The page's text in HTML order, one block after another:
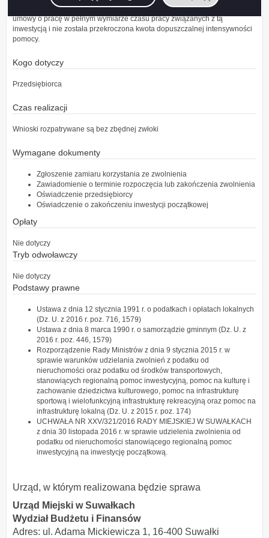
3) 8 lat, jeżeli podatnik utworzy nie mniej niż 50 miejsc pracy na podstawie
umowy o pracę w pełnym wymiarze czasu pracy związanych z tą
inwestycją i nie została przekroczona kwota dopuszczalnej intensywności
pomocy.
Kogo dotyczy
Przedsiębiorca
Czas realizacji
Wnioski rozpatrywane są bez zbędnej zwłoki
Wymagane dokumenty
Zgłoszenie zamiaru korzystania ze zwolnienia
Zawiadomienie o terminie rozpoczęcia lub zakończenia zwolnienia
Oświadczenie przedsiębiorcy
Oświadczenie o zakończeniu inwestycji początkowej
Opłaty
Nie dotyczy
Tryb odwoławczy
Nie dotyczy
Podstawy prawne
Ustawa z dnia 12 stycznia 1991 r. o podatkach i opłatach lokalnych
(Dz. U. z 2016 r. poz. 716, 1579)
Ustawa z dnia 8 marca 1990 r. o samorządzie gminnym (Dz. U. z
2016 r. poz. 446, 1579)
Rozporządzenie Rady Ministrów z dnia 9 stycznia 2015 r. w
sprawie warunków udzielania zwolnień z podatku od
nieruchomości oraz podatku od środków transportowych,
stanowiących regionalną pomoc inwestycyjną, pomoc na kulturę i
zachowanie dziedzictwa kulturowego, pomoc na infrastrukturę
sportową i wielofunkcyjną infrastrukturę rekreacyjną oraz pomoc na
infrastrukturę lokalną (Dz. U. z 2015 r. poz. 174)
UCHWAŁA NR XXV/321/2016 RADY MIEJSKIEJ W SUWAŁKACH
z dnia 30 listopada 2016 r. w sprawie udzielenia zwolnienia od
podatku od nieruchomości stanowiącego regionalną pomoc
inwestycyjną na inwestycję początkową.
Urząd, w którym realizowana będzie sprawa
Urząd Miejski w Suwałkach
Wydział Budżetu i Finansów
Adres: ul. Adama Mickiewicza 1, 16-400 Suwałki